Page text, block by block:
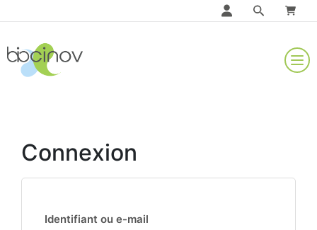
Connexion
Identifiant ou e-mail